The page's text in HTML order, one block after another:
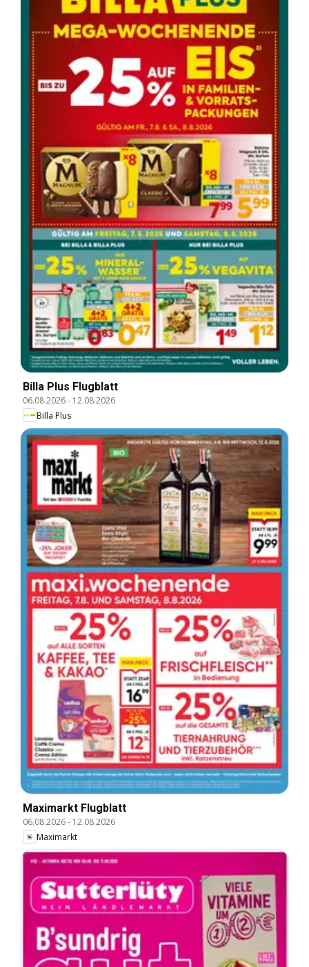
Billa Plus Flugblatt
06.08.2026- 12.08.2026
Billa Plus
Maximarkt Flugblatt
06.08.2026- 12.08.2026
Maximarkt